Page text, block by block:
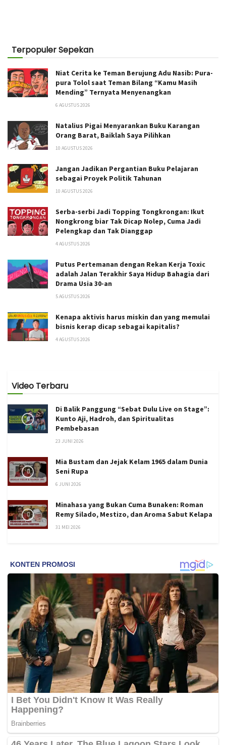
Terpopuler Sepekan
Niat Cerita ke Teman Berujung Adu Nasib: Pura-
pura Tolol saat Teman Bilang “Kamu Masih
Mending” Ternyata Menyenangkan
6 AGUSTUS 2026
Natalius Pigai Menyarankan Buku Karangan
Orang Barat, Baiklah Saya Pilihkan
10 AGUSTUS 2026
Jangan Jadikan Pergantian Buku Pelajaran
sebagai Proyek Politik Tahunan
10 AGUSTUS 2026
Serba-serbi Jadi Topping Tongkrongan: Ikut
Nongkrong biar Tak Dicap Nolep, Cuma Jadi
Pelengkap dan Tak Dianggap
4 AGUSTUS 2026
Putus Pertemanan dengan Rekan Kerja Toxic
adalah Jalan Terakhir Saya Hidup Bahagia dari
Drama Usia 30-an
5 AGUSTUS 2026
Kenapa aktivis harus miskin dan yang memulai
bisnis kerap dicap sebagai kapitalis?
4 AGUSTUS 2026
Video Terbaru
Di Balik Panggung “Sebat Dulu Live on Stage”:
Kunto Aji, Hadroh, dan Spiritualitas
Pembebasan
23 JUNI 2026
Mia Bustam dan Jejak Kelam 1965 dalam Dunia
Seni Rupa
6 JUNI 2026
Minahasa yang Bukan Cuma Bunaken: Roman
Remy Silado, Mestizo, dan Aroma Sabut Kelapa
31 MEI 2026